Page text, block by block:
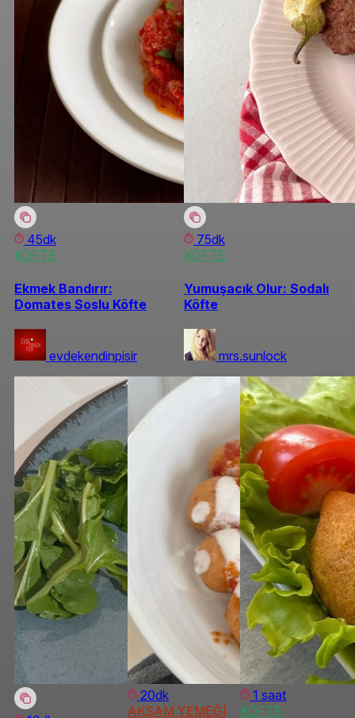
45dk
KÖFTE
Ekmek Bandırır:
Domates Soslu Köfte
evdekendinpisir
75dk
KÖFTE
Yumuşacık Olur: Sodalı
Köfte
mrs.sunlock
20dk
AKŞAM YEMEĞİ
1 saat
KÖFTE